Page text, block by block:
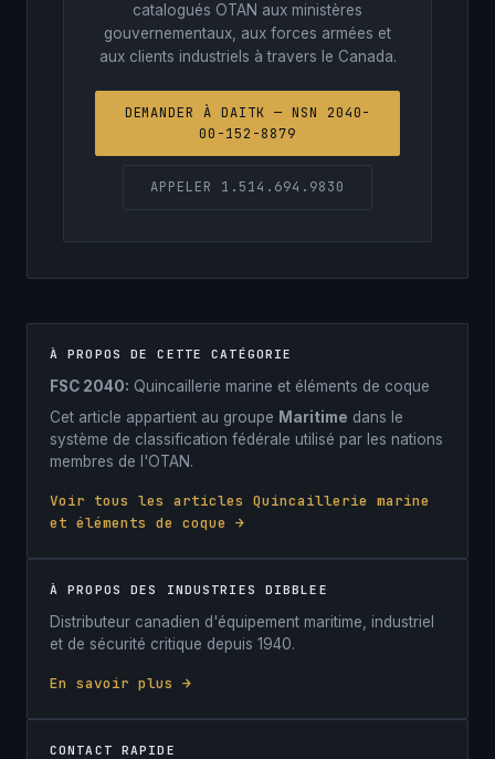
catalogués OTAN aux ministères
gouvernementaux, aux forces armées et
aux clients industriels à travers le Canada.
DEMANDER À DAITK — NSN 2040-
00-152-8879
APPELER 1.514.694.9830
À PROPOS DE CETTE CATÉGORIE
FSC 2040: Quincaillerie marine et éléments de coque
Cet article appartient au groupe Maritime dans le
système de classification fédérale utilisé par les nations
membres de l'OTAN.
Voir tous les articles Quincaillerie marine
et éléments de coque →
À PROPOS DES INDUSTRIES DIBBLEE
Distributeur canadien d'équipement maritime, industriel
et de sécurité critique depuis 1940.
En savoir plus →
CONTACT RAPIDE